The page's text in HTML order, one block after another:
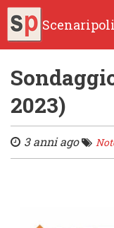
2023)
3 anni ago